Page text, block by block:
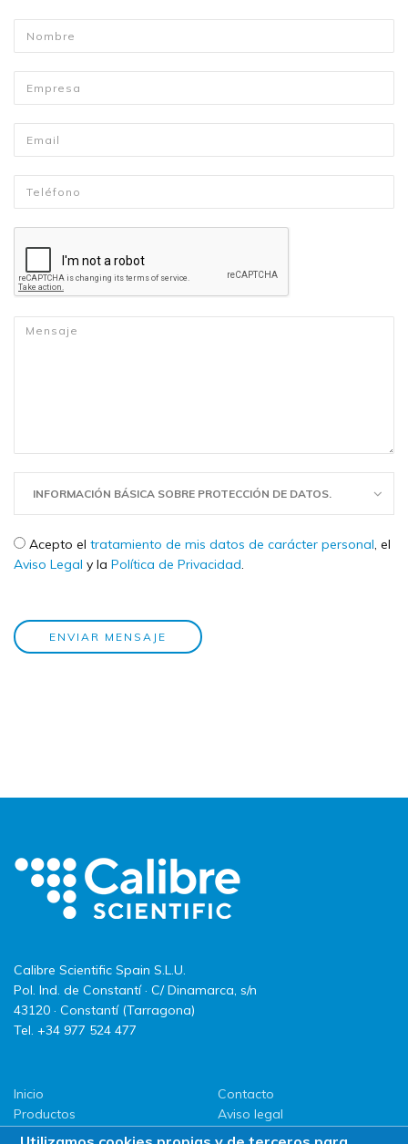
Nombre
Empresa
Email *
Telefono
Mensaje*
INFORMACIÓN BÁSICA SOBRE PROTECCIÓN DE DATOS.
Check legal *
Acepto el tratamiento de mis datos de carácter personal, el
Aviso Legal y la Política de Privacidad.
ENVIAR MENSAJE
Calibre Scientific Spain S.L.U.
Pol. Ind. de Constantí · C/ Dinamarca, s/n
43120 · Constantí (Tarragona)
Tel. +34 977 524 477
Inicio
Productos
LLG
Contacto
Aviso legal
Política de privacidad